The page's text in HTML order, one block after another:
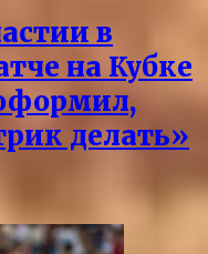
в
на Кубке
делать»